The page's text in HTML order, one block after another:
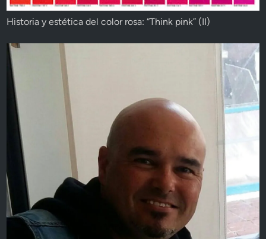
Historia y estética del color rosa: “Think pink” (II)